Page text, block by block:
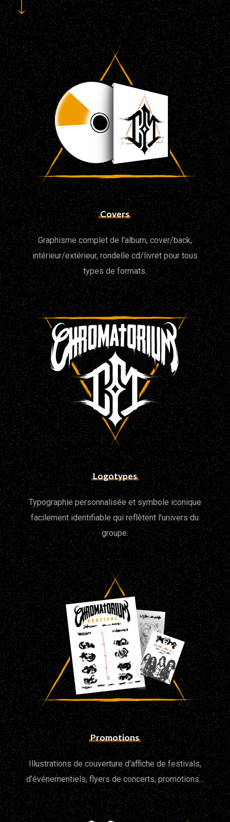
Covers
Graphisme complet de l'album, cover/back,
intérieur/extérieur, rondelle cd/livret pour tous
types de formats.
Logotypes
Typographie personnalisée et symbole iconique
facilement identifiable qui reflètent l'univers du
groupe.
Promotions
Illustrations de couverture d'affiche de festivals,
d’événementiels, flyers de concerts, promotions...